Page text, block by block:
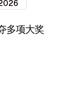
多项大奖